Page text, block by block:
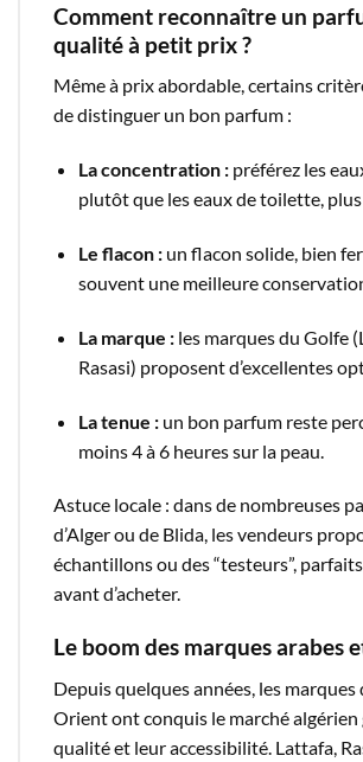
Comment reconnaître un
qualité à petit prix ?
Même à prix abordable, certains
de distinguer un bon parfum :
La concentration :préférez les
plutôt que les eaux de toilette, plus
Le flacon :un flacon solide, bien
souvent une meilleure
La marque :les marques du Golfe
Rasasi) proposent d’excellentes
La tenue :un bon parfum reste
moins 4 à 6 heures sur la peau.
Astuce locale : dans de nombreuses
d’Alger ou de Blida, les vendeurs
échantillons ou des “testeurs”,
avant d’acheter.
Le boom des marques arabes
Depuis quelques années, les
Orient ont conquis le marché algérien
qualité et leur accessibilité. Lattafa,